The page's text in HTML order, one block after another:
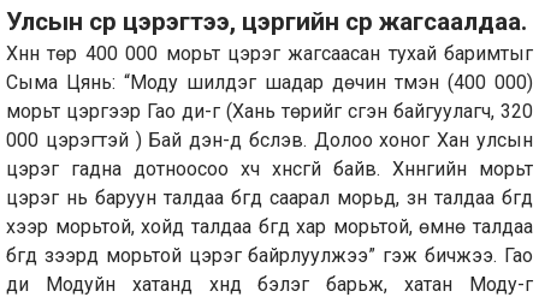
Улсын сүр цэрэгтээ, цэргийн сүр жагсаалдаа.
Хүннү төр 400 000 морьт цэрэг жагсаасан тухай баримтыг
Сыма Цянь: “Моду шилдэг шадар дөчин түмэн (400 000)
морьт цэргээр Гао ди-г (Хань төрийг үүсгэн байгуулагч, 320
000 цэрэгтэй ) Бай дэн-д бүслэв. Долоо хоног Хан улсын
цэрэг гадна дотноосоо хүч хүнсгүй байв. Хүннүгийн морьт
цэрэг нь баруун талдаа бүгд саарал морьд, зүүн талдаа бүгд
хээр морьтой, хойд талдаа бүгд хар морьтой, өмнө талдаа
бүгд зээрд морьтой цэрэг байрлуулжээ” гэж бичжээ. Гао
ди Модуйн хатанд хүнд бэлэг барьж, хатан Моду-г